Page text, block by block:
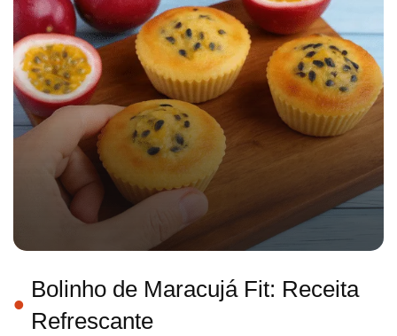
Bolinho de Maracujá Fit: Receita
Refrescante